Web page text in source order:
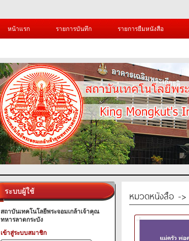
หน้าแรก
รายการบันทึก รายการยืมหนังสือ
ระบบผู้ใช้
สถาบันเทคโนโลยีพระจอมเกล้าเจ้าคุณ
ทหารลาดกระบัง
เข้าสู่ระบบสมาชิก
หมวดหนังสือ ->